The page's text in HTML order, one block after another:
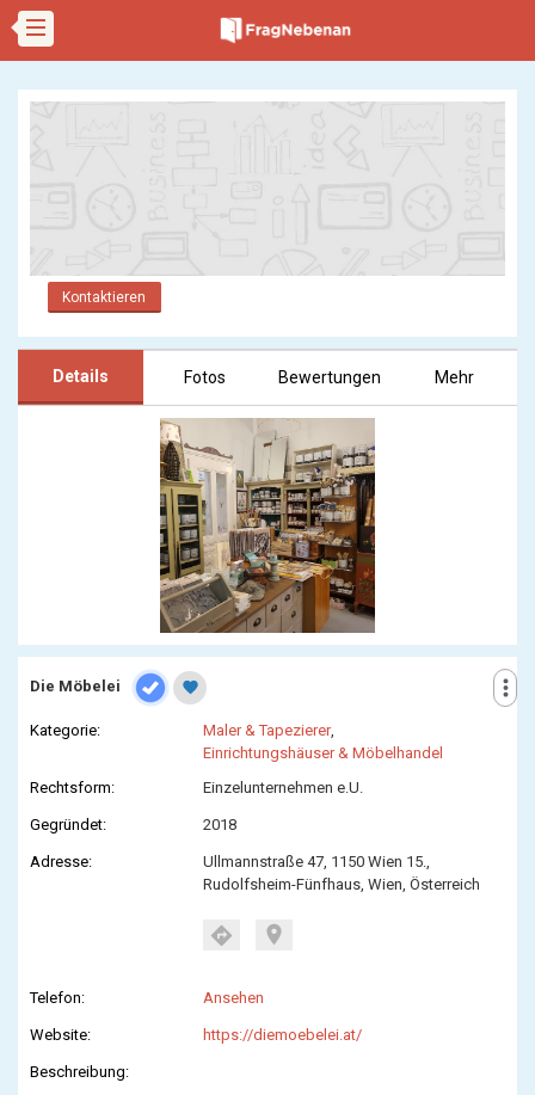
Kontaktieren
Details Fotos Bewertungen Mehr
more_vert
Die Möbelei favorite
Kategorie: Maler & Tapezierer,
Einrichtungshäuser & Möbelhandel
Rechtsform:
Einzelunternehmen e.U.
Gegründet: 2018
Adresse:
Ullmannstraße 47, 1150 Wien 15.,
Rudolfsheim-Fünfhaus, Wien, Österreich
directions location_on
Telefon: Ansehen
Website: https://diemoebelei.at/
Beschreibung: